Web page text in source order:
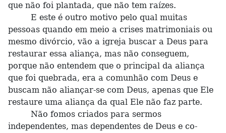
que não foi plantada, que não tem raízes.
E este é outro motivo pelo qual muitas
pessoas quando em meio a crises matrimoniais ou
mesmo divórcio, vão a igreja buscar a Deus para
restaurar essa aliança, mas não conseguem,
porque não entendem que o principal da aliança
que foi quebrada, era a comunhão com Deus e
buscam não aliançar-se com Deus, apenas que Ele
restaure uma aliança da qual Ele não faz parte.
Não fomos criados para sermos
independentes, mas dependentes de Deus e co-